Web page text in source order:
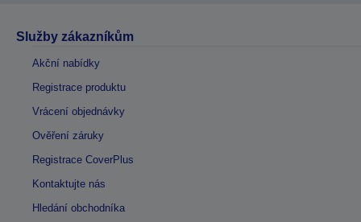
Služby zákazníkům
Akční nabídky
Registrace produktu
Vrácení objednávky
Ověření záruky
Registrace CoverPlus
Kontaktujte nás
Hledání obchodníka